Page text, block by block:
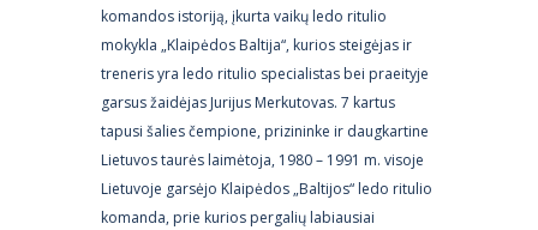
komandos istoriją, įkurta vaikų ledo ritulio
mokykla „Klaipėdos Baltija“, kurios steigėjas ir
treneris yra ledo ritulio specialistas bei praeityje
garsus žaidėjas Jurijus Merkutovas. 7 kartus
tapusi šalies čempione, prizininke ir daugkartine
Lietuvos taurės laimėtoja, 1980 – 1991 m. visoje
Lietuvoje garsėjo Klaipėdos „Baltijos“ ledo ritulio
komanda, prie kurios pergalių labiausiai